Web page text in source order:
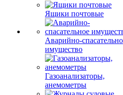
Тележки, тачки
Швабры, щетки, совки
Ящики почтовые
Аварийно-спасательное
имущество